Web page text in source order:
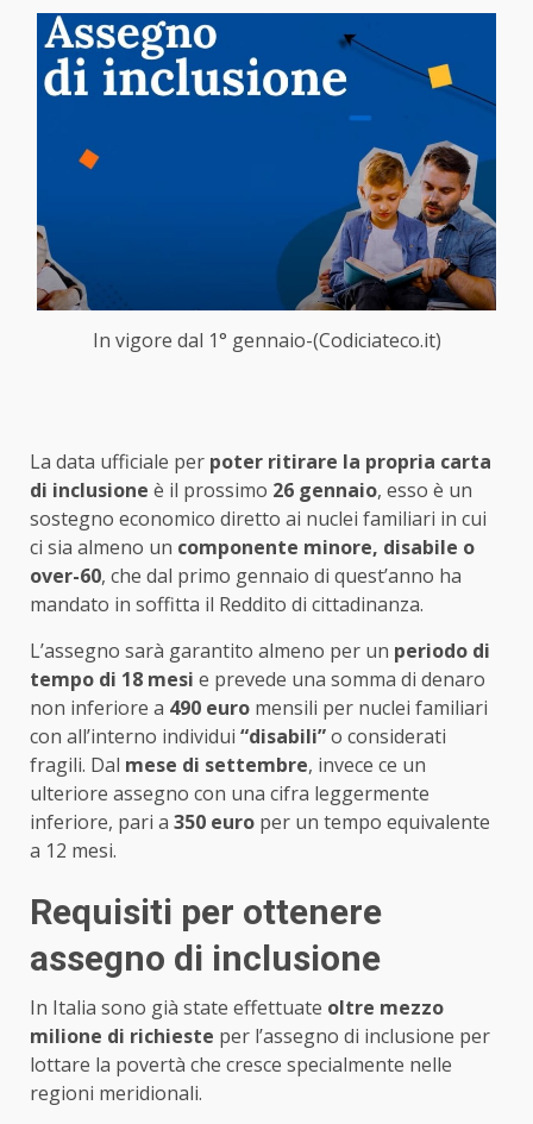
In vigore dal 1° gennaio-(Codiciateco.it)
La data ufficiale per poter ritirare la propria carta
di inclusione è il prossimo 26 gennaio, esso è un
sostegno economico diretto ai nuclei familiari in cui
ci sia almeno un componente minore, disabile o
over-60, che dal primo gennaio di quest’anno ha
mandato in soffitta il Reddito di cittadinanza.
L’assegno sarà garantito almeno per un periodo di
tempo di 18 mesi e prevede una somma di denaro
non inferiore a 490 euro mensili per nuclei familiari
con all’interno individui “disabili”o considerati
fragili. Dal mese di settembre, invece ce un
ulteriore assegno con una cifra leggermente
inferiore, pari a 350 euro per un tempo equivalente
a 12 mesi.
Requisiti per ottenere
assegno di inclusione
In Italia sono già state effettuate oltre mezzo
milione di richieste per l’assegno di inclusione per
lottare la povertà che cresce specialmente nelle
regioni meridionali.